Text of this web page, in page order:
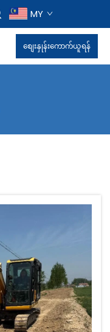
MY
စျေးနှုန်းကောက်ယူရန်